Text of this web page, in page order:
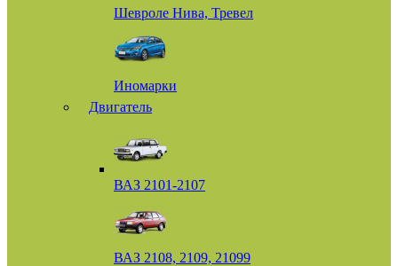
Шевроле Нива, Тревел
Иномарки
Двигатель
ВАЗ 2101-2107
ВАЗ 2108, 2109, 21099